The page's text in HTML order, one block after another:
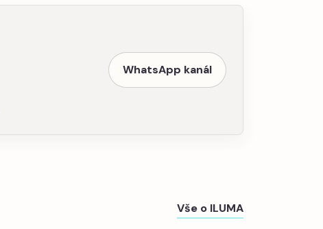
WhatsApp kanál
Vše o ILUMA